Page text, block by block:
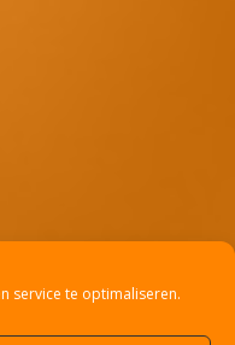
service te optimaliseren.